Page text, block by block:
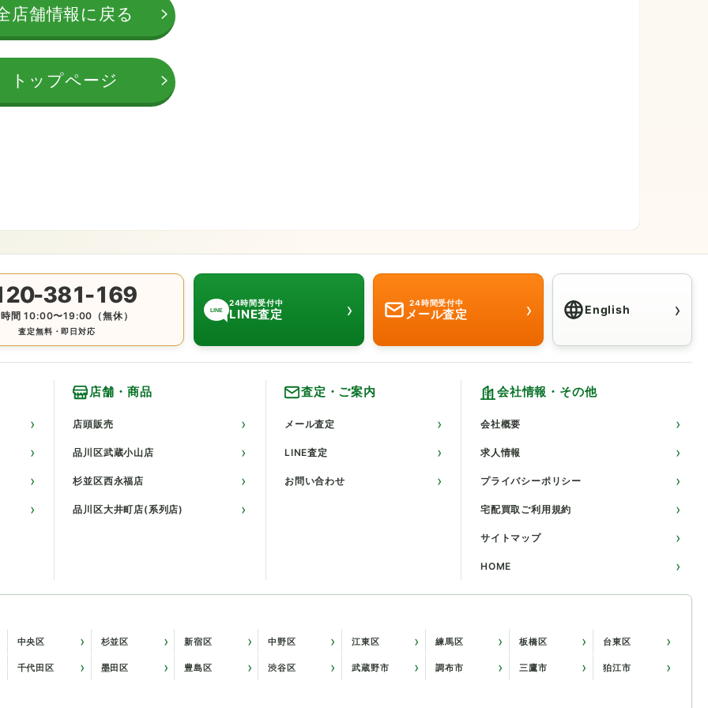
店舗情報に戻る
トップページ
381-169
間 10:00〜19:00（無休）
査定無料・即日対応
LINE
24時間受付中
LINE査定 › 24時間受付中
メール査定 › EnglishClick here for
›
店舗・商品
店頭販売
品川区武蔵小山店
杉並区西永福店
品川区大井町店(系列店)
査定・ご案内
メール査定
LINE査定
お問い合わせ
会社情報・その他
会社概要
求人情報
プライバシーポリシー
宅配買取ご利用規約
サイトマップ
HOME
中央区 杉並区 新宿区 中野区 江東区 練馬区 板橋区 台東区
千代田区 墨田区 豊島区 渋谷区 武蔵野市 調布市 三鷹市 狛江市